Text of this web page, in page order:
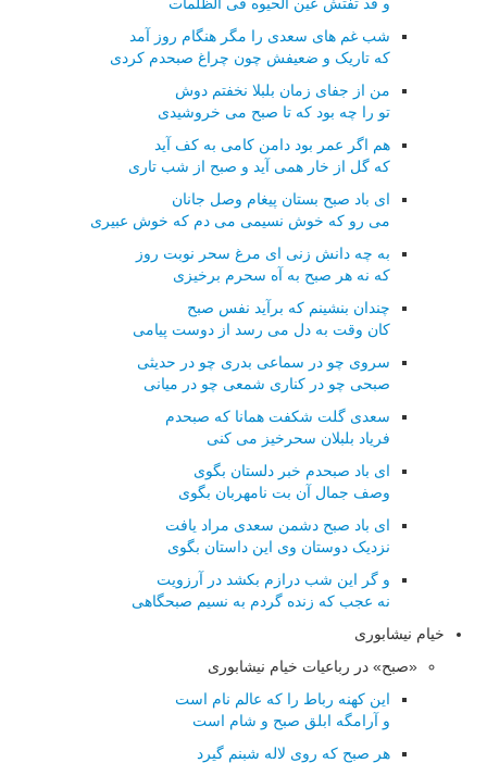
شب غم های سعدی را مگر هنگام روز آمد
که تاریک و ضعیفش چون چراغ صبحدم کردی
من از جفای زمان بلبلا نخفتم دوش
تو را چه بود که تا صبح می خروشیدی
هم اگر عمر بود دامن کامی به کف آید
که گل از خار همی آید و صبح از شب تاری
ای باد صبح بستان پیغام وصل جانان
می رو که خوش نسیمی می دم که خوش عبیری
به چه دانش زنی ای مرغ سحر نوبت روز
که نه هر صبح به آه سحرم برخیزی
چندان بنشینم که برآید نفس صبح
کان وقت به دل می رسد از دوست پیامی
سروی چو در سماعی بدری چو در حدیثی
صبحی چو در کناری شمعی چو در میانی
سعدی گلت شکفت همانا که صبحدم
فریاد بلبلان سحرخیز می کنی
ای باد صبحدم خبر دلستان بگوی
وصف جمال آن بت نامهربان بگوی
ای باد صبح دشمن سعدی مراد یافت
نزدیک دوستان وی این داستان بگوی
و گر این شب درازم بکشد در آرزویت
نه عجب که زنده گردم به نسیم صبحگاهی
خیام نیشابوری
«صبح» در رباعیات خیام نیشابوری
این کهنه رباط را که عالم نام است
و آرامگه ابلق صبح و شام است
هر صبح که روی لاله شبنم گیرد